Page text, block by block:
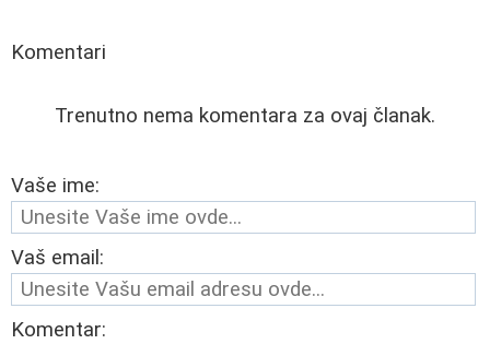
Komentari
Trenutno nema komentara za ovaj članak.
Vaše ime:
Vaš email:
Komentar: